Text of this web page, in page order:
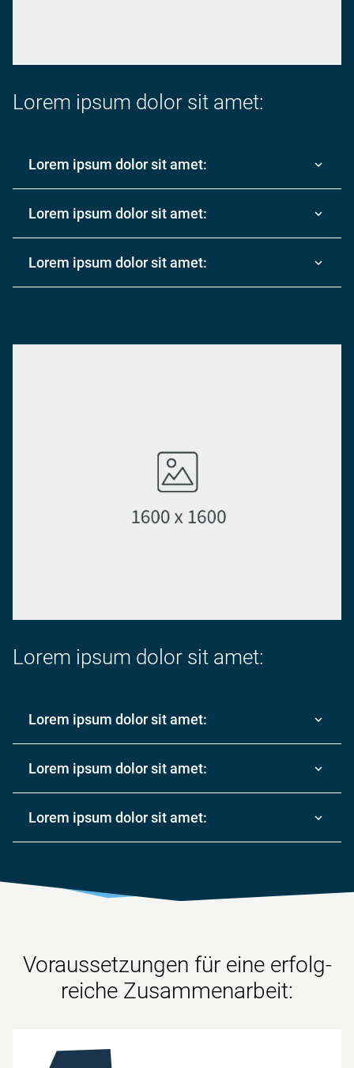
Lorem ipsum dolor sit amet:
Lorem ipsum dolor sit amet:
Lorem ipsum dolor sit amet:
Lorem ipsum dolor sit amet:
Lorem ipsum dolor sit amet:
Lorem ipsum dolor sit amet:
Lorem ipsum dolor sit amet:
Lorem ipsum dolor sit amet:
Voraus­setzungen für eine erfolg­
reiche Zusammenarbeit: